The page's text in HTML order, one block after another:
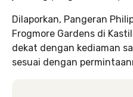
Dilaporkan, Pangeran
Frogmore Gardens di
dekat dengan kediaman
sesuai dengan